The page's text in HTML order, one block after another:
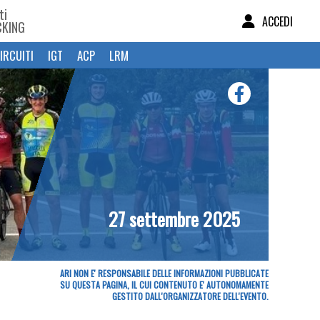
ACCEDI
IGT ACP LRM
27 settembre 2025
ARI NON E' RESPONSABILE DELLE INFORMAZIONI PUBBLICATE
SU QUESTA PAGINA, IL CUI CONTENUTO E' AUTONOMAMENTE
GESTITO DALL'ORGANIZZATORE DELL'EVENTO.